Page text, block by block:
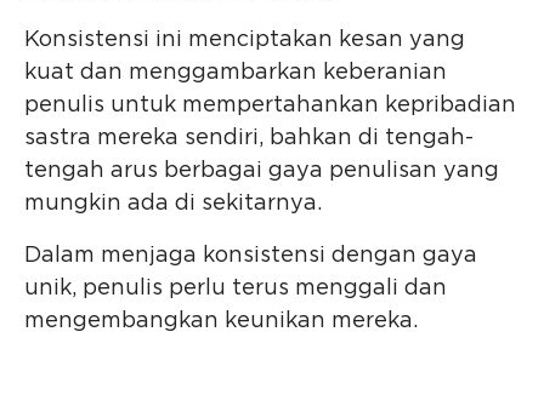
Konsistensi ini menciptakan kesan yang
kuat dan menggambarkan keberanian
penulis untuk mempertahankan kepribadian
sastra mereka sendiri, bahkan di tengah-
tengah arus berbagai gaya penulisan yang
mungkin ada di sekitarnya.
Dalam menjaga konsistensi dengan gaya
unik, penulis perlu terus menggali dan
mengembangkan keunikan mereka.